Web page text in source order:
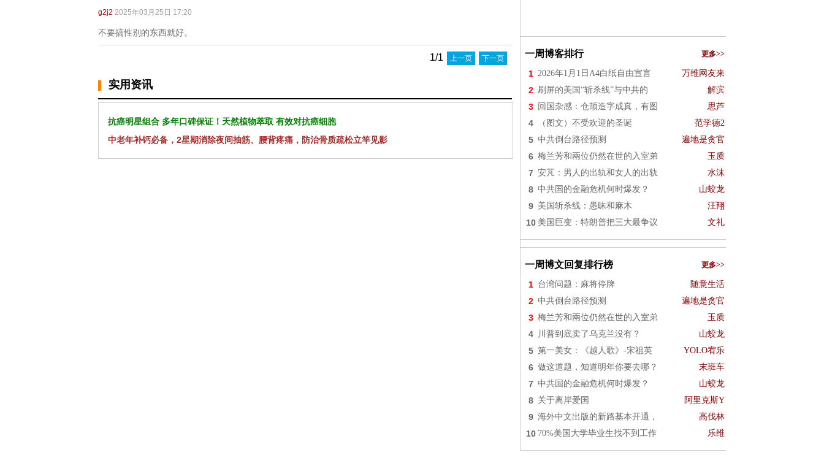
g2j2 2025年03月25日 17:20
不要搞性别的东西就好。
1/1 上一页 下一页
实用资讯
抗癌明星组合 多年口碑保证！天然植物萃取 有效对抗癌细胞
中老年补钙必备，2星期消除夜间抽筋、腰背疼痛，防治骨质疏松立竿见影
一周博客排行 更多>>
1 2026年1月1日A4白纸自由宣言 万维网友来
2 刷屏的美国“斩杀线”与中共的 解滨
3 回国杂感：仓颉造字成真，有图 思芦
4 （图文）不受欢迎的圣诞 范学德2
5 中共倒台路径预测 遍地是贪官
6 梅兰芳和兩位仍然在世的入室弟 玉质
7 安芃：男人的出轨和女人的出轨 水沫
8 中共国的金融危机何时爆发？ 山蛟龙
9 美国斩杀线：愚昧和麻木 汪翔
10 美国巨变：特朗普把三大最争议 文礼
一周博文回复排行榜 更多>>
1 台湾问题：麻将停牌 随意生活
2 中共倒台路径预测 遍地是贪官
3 梅兰芳和兩位仍然在世的入室弟 玉质
4 川普到底卖了乌克兰没有？ 山蛟龙
5 第一美女：《越人歌》-宋祖英 YOLO宥乐
6 做这道题，知道明年你要去哪？ 末班车
7 中共国的金融危机何时爆发？ 山蛟龙
8 关于离岸爱国 阿里克斯Y
9 海外中文出版的新路基本开通， 高伐林
10 70%美国大学毕业生找不到工作 乐维